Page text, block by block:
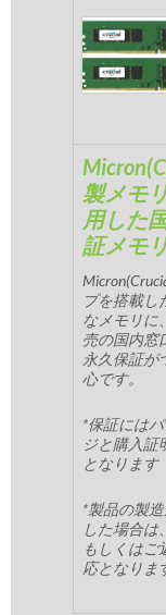
製メモ
用した
証メモ
プを搭載し
なメモリに
売の国内窓
永久保証が
心です。
*保証には
ジと購入証
となります
*製品の製
した場合は
もしくはご
応となりま